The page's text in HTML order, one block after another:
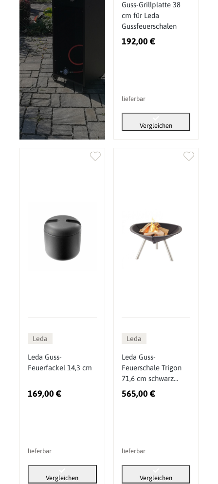
Guss-Grillplatte 38
cm für Leda
Gussfeuerschalen
192,00 €
lieferbar
Vergleichen
Leda
Leda Guss-
Feuerfackel 14,3 cm
169,00 €
lieferbar
Vergleichen
Leda
Leda Guss-
Feuerschale Trigon
71,6 cm schwarz
matt
565,00 €
lieferbar
Vergleichen